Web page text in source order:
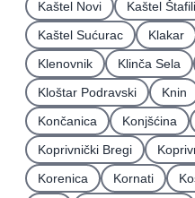
Kaštel Novi Kaštel
Kaštel Sućurac
Klakar
Klenovnik
Klinča Sela
Kloštar Podravski
Knin
Končanica
Konjšćina
Koprivnički Bregi
Korenica
Kornati